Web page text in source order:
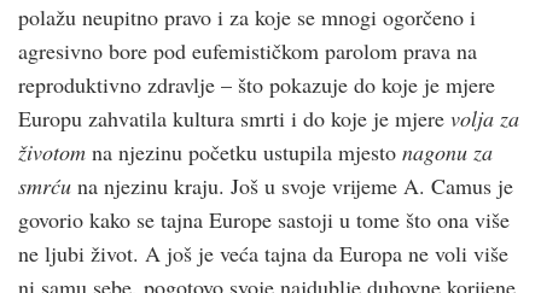
polažu neupitno pravo i za koje se mnogi ogorčeno i
agresivno bore pod eufemističkom parolom prava na
reproduktivno zdravlje – što pokazuje do koje je mjere
Europu zahvatila kultura smrti i do koje je mjere volja za
životom na njezinu početku ustupila mjesto nagonu za
smrću na njezinu kraju. Još u svoje vrijeme A. Camus je
govorio kako se tajna Europe sastoji u tome što ona više
ne ljubi život. A još je veća tajna da Europa ne voli više
ni samu sebe, pogotovo svoje najdublje duhovne korijene